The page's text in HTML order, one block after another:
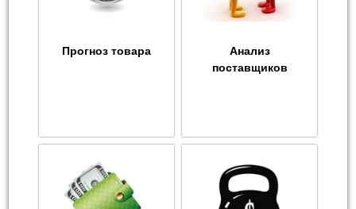
Прогноз товара
Анализ
поставщиков